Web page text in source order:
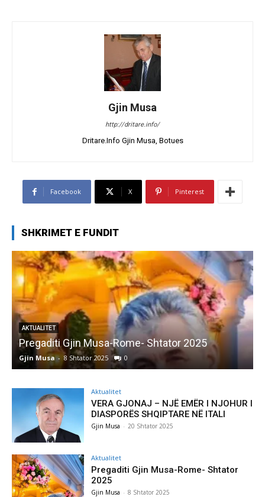
Gjin Musa
http://dritare.info/
Dritare.Info Gjin Musa, Botues
Facebook X Pinterest
SHKRIMET E FUNDIT
AKTUALITET
Pregaditi Gjin Musa-Rome- Shtator 2025
Gjin Musa - 8 Shtator 2025 0
Aktualitet
VERA GJONAJ – NJË EMËR I NJOHUR I
DIASPORËS SHQIPTARE NË ITALI
Gjin Musa - 20 Shtator 2025
Aktualitet
Pregaditi Gjin Musa-Rome- Shtator
2025
Gjin Musa - 8 Shtator 2025